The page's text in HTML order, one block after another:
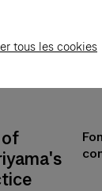
of
tous les cookies